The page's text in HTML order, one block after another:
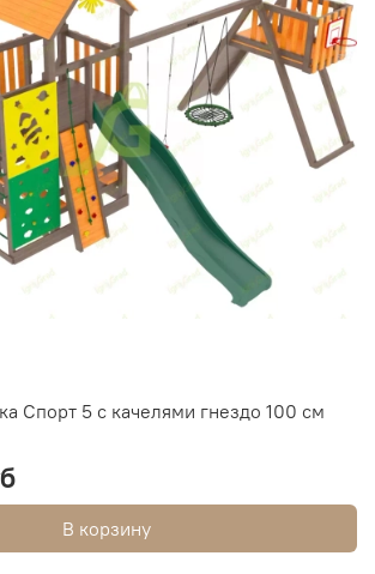
Спорт 5 с качелями гнездо 100 см
В корзину